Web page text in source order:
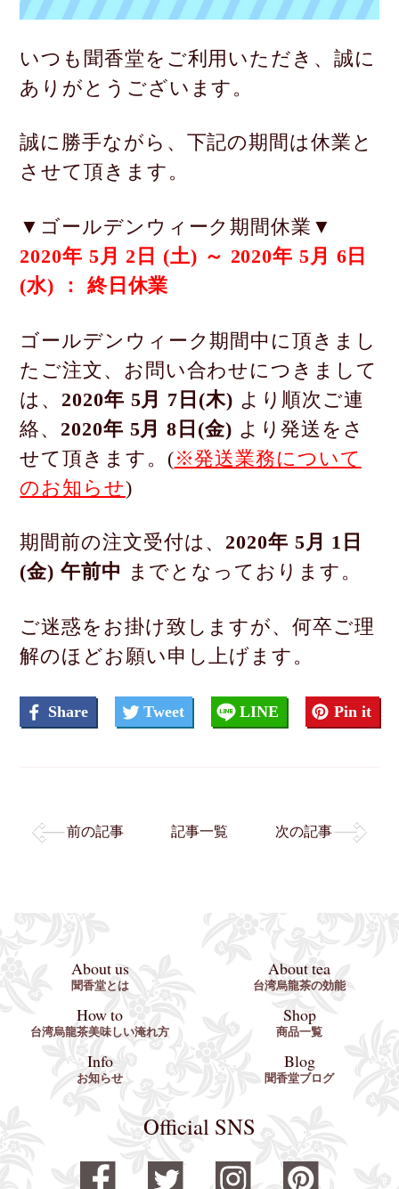
いつも聞香堂をご利用いただき、誠に
ありがとうございます。
誠に勝手ながら、下記の期間は休業と
させて頂きます。
▼ゴールデンウィーク期間休業▼
2020年 5月 2日 (土) ～ 2020年 5月 6日
(水) ： 終日休業
ゴールデンウィーク期間中に頂きまし
たご注文、お問い合わせにつきまして
は、 2020年 5月 7日(木) より順次ご連
絡、 2020年 5月 8日(金) より発送をさ
せて頂きます。(※発送業務について
のお知らせ)
期間前の注文受付は、 2020年 5月 1日
(金) 午前中 までとなっております。
ご迷惑をお掛け致しますが、何卒ご理
解のほどお願い申し上げます。
Share Tweet LINE Pin it
前の記事 記事一覧 次の記事
About us
聞香堂とは
About tea
台湾烏龍茶の効能
How to
台湾烏龍茶美味しい淹れ方
Shop
商品一覧
Info
お知らせ
Blog
聞香堂ブログ
Official SNS